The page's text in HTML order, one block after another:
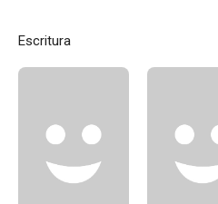
Escritura